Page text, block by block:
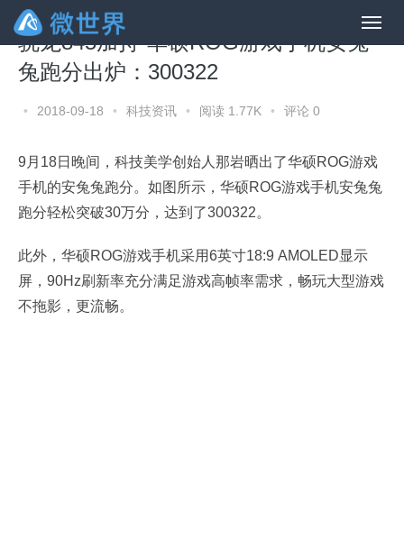
骁龙845加持 华硕ROG游戏手机安兔
兔跑分出炉：300322
• 2018-09-18 • 科技资讯 • 阅读 1.77K • 评论 0
9月18日晚间，科技美学创始人那岩晒出了华硕ROG游戏
手机的安兔兔跑分。如图所示，华硕ROG游戏手机安兔兔
跑分轻松突破30万分，达到了300322。
此外，华硕ROG游戏手机采用6英寸18:9 AMOLED显示
屏，90Hz刷新率充分满足游戏高帧率需求，畅玩大型游戏
不拖影，更流畅。